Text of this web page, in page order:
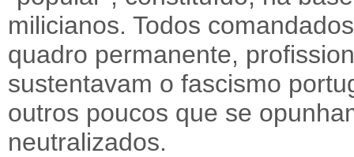
milicianos. Todos
quadro permanente,
sustentavam o fascismo
outros poucos que se
neutralizados.